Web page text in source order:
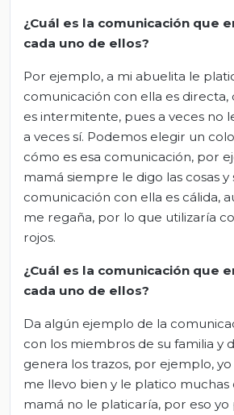
¿Cuál es la comunicación que
cada uno de ellos?
Por ejemplo, a mi abuelita le
comunicación con ella es
es intermitente, pues a veces no
a veces sí. Podemos elegir un
cómo es esa comunicación, por
mamá siempre le digo las cosas y
comunicación con ella es cálida,
me regaña, por lo que utilizaría
rojos.
¿Cuál es la comunicación que
cada uno de ellos?
Da algún ejemplo de la
con los miembros de su familia y
genera los trazos, por ejemplo,
me llevo bien y le platico muchas
mamá no le platicaría, por eso